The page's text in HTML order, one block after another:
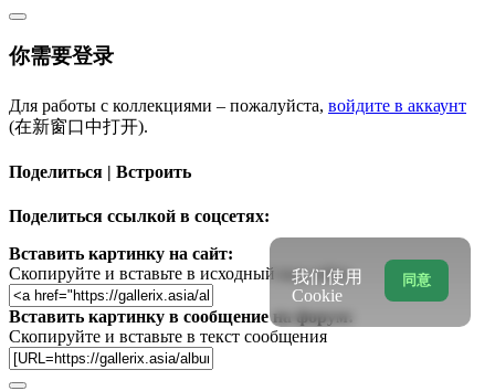
你需要登录
Для работы с коллекциями – пожалуйста, войдите в аккаунт
(在新窗口中打开).
Поделиться | Встроить
Поделиться ссылкой в соцсетях:
Вставить картинку на сайт:
Скопируйте и вставьте в исходный код сайта
Вставить картинку в сообщение на форум:
Скопируйте и вставьте в текст сообщения
同意
我们使用
Cookie